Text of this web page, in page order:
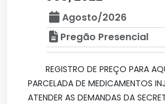
Agosto/2026
Pregão Presencial
REGISTRO DE PREÇO PARA
PARCELADA DE MEDICAMENTOS
ATENDER AS DEMANDAS DA